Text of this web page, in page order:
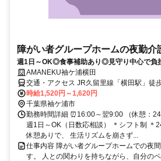
障がい者グループホームの夜勤介
週1日～OK◎食事補助あり◎見守り中心で負
AMANEKU袖ケ浦横田
交通・アクセス JR久留里線「横田駅」徒
時給1,520円～1,620円
千葉県袖ケ浦市
勤務時間詳細 ⏰16:00～翌9:00 （休憩：
週1日～OK（日数応相談） ＊シフト制 ＊
休憩ありで、 生活リズムを崩さず...
仕事内容 障がい者グループホームでの夜
す。 人との関わりを持ちながら、自分の